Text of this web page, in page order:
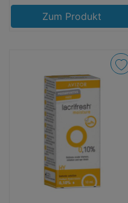
Zum Produkt